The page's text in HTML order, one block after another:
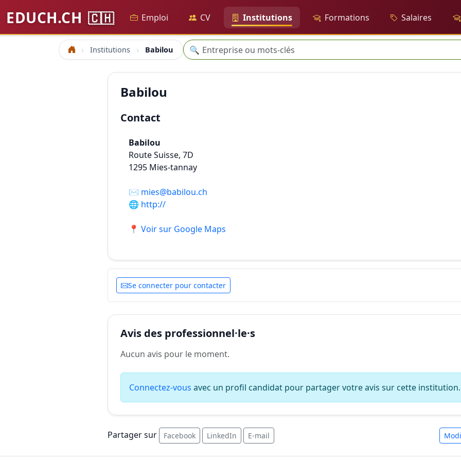
EDUCH.CH 🇨🇭 Emploi CV Institutions Formations Salaires
Accueil Institutions Babilou Recherche
🔍
Babilou
Contact
Babilou
Route Suisse, 7D
1295 Mies-tannay
✉️ mies@babilou.ch
🌐 http://
📍 Voir sur Google Maps
Se connecter pour contacter
Avis des professionnel·le·s
Aucun avis pour le moment.
Connectez-vous avec un profil candidat pour partager votre avis sur cette institution.
Partager sur Facebook LinkedIn E-mail